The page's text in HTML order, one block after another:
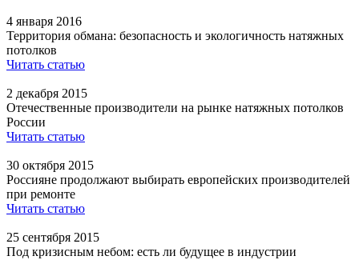
4 января 2016
Территория обмана: безопасность и экологичность натяжных
потолков
Читать статью
2 декабря 2015
Отечественные производители на рынке натяжных потолков
России
Читать статью
30 октября 2015
Россияне продолжают выбирать европейских производителей
при ремонте
Читать статью
25 сентября 2015
Под кризисным небом: есть ли будущее в индустрии